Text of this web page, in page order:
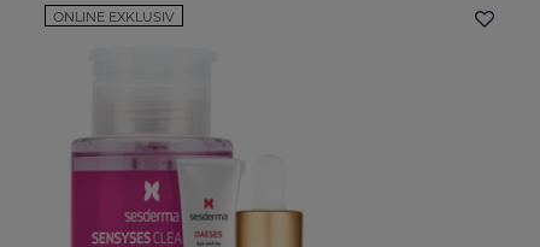
ONLINE EXKLUSIV